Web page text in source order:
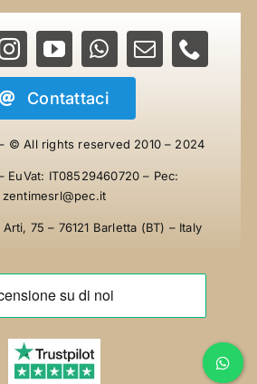
Contattaci
© All rights reserved 2010 – 2024
EuVat: IT08529460720 – Pec:
zentimesrl@pec.it
75 – 76121 Barletta (BT) – Italy